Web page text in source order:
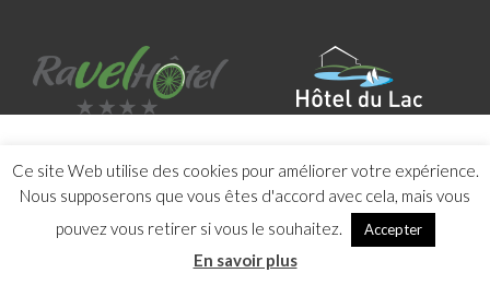
Ce site Web utilise des cookies pour améliorer votre expérience.
Nous supposerons que vous êtes d'accord avec cela, mais vous
pouvez vous retirer si vous le souhaitez.
Accepter
En savoir plus